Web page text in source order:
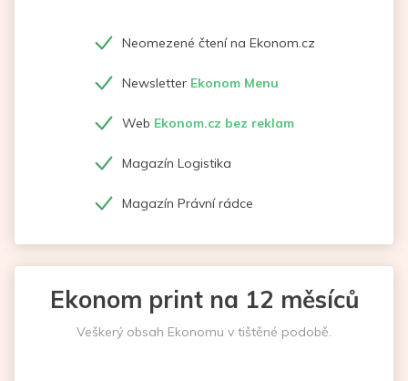
Neomezené čtení na Ekonom.cz
Newsletter Ekonom Menu
Web Ekonom.cz bez reklam
Magazín Logistika
Magazín Právní rádce
Ekonom print na 12 měsíců
Veškerý obsah Ekonomu v tištěné podobě.